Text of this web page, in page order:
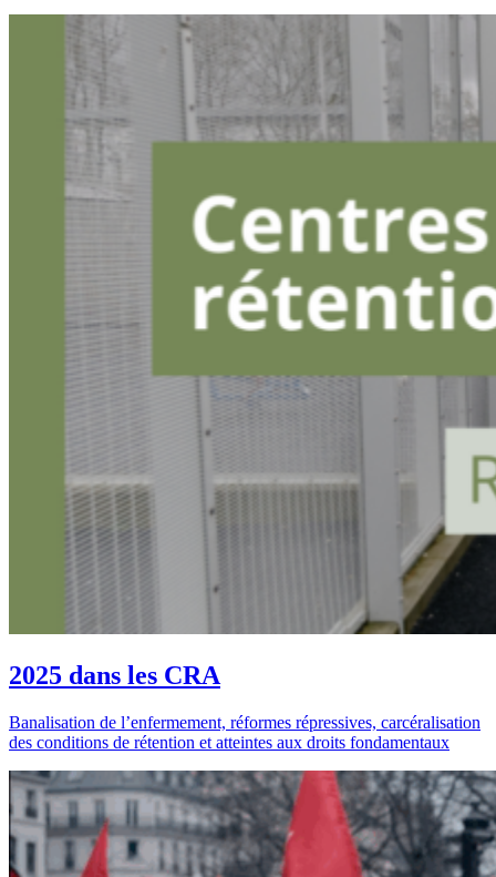
2025 dans les CRA
Banalisation de l’enfermement, réformes répressives, carcéralisation
des conditions de rétention et atteintes aux droits fondamentaux